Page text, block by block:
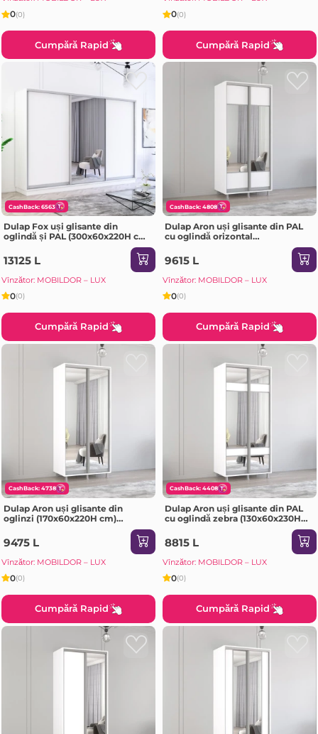
0(0)
Cumpără Rapid
0(0)
Cumpără Rapid
CashBack: 6563
Dulap Fox uși glisante din
oglindă și PAL (300x60x220H cm)
13125 L
Vînzător: MOBILDOR – LUX
0(0)
Cumpără Rapid
CashBack: 4808
Dulap Aron uși glisante din PAL
cu oglindă orizontal
(190x60x210H cm) Alb Brilliant
9615 L
Vînzător: MOBILDOR – LUX
0(0)
Cumpără Rapid
CashBack: 4738
Dulap Aron uși glisante din
oglinzi (170x60x220H cm)
9475 L
Vînzător: MOBILDOR – LUX
0(0)
Cumpără Rapid
CashBack: 4408
Dulap Aron uși glisante din PAL
cu oglindă zebra (130x60x230H
8815 L
Vînzător: MOBILDOR – LUX
0(0)
Cumpără Rapid